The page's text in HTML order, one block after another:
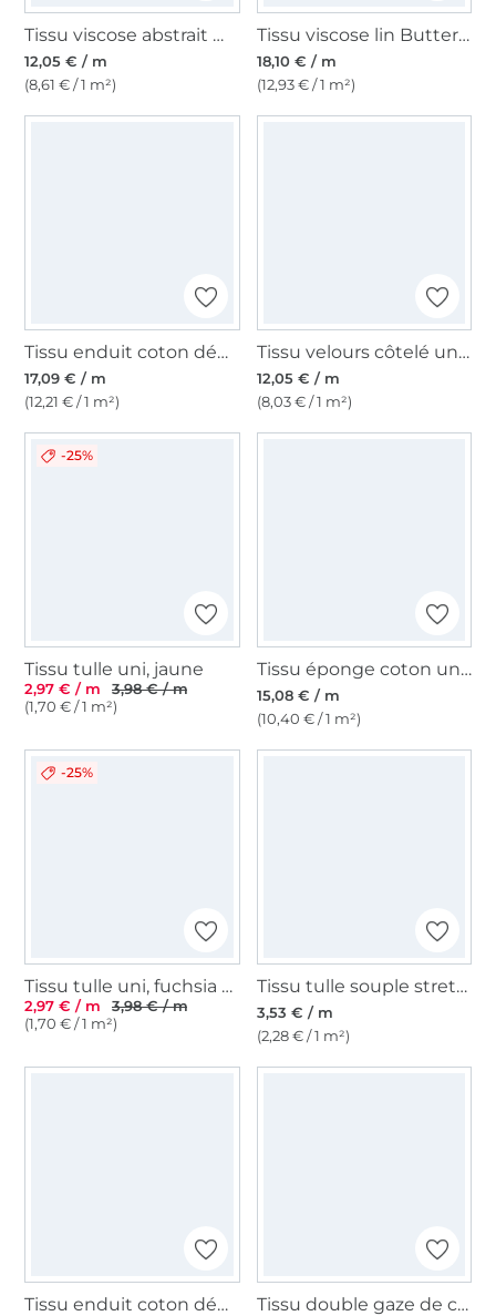
Tissu viscose abstrait Mer de fleurs, blanc vanille
12,05 € / m
(8,61 € / 1 m²)
Tissu viscose lin Butterfly Garden, blanc vanille
18,10 € / m
(12,93 € / 1 m²)
Tissu enduit coton déperlant Fraises Strawberry Love, jaune clair
17,09 € / m
(12,21 € / 1 m²)
Tissu velours côtelé uni à grosses côtes, jaune moutarde
12,05 € / m
(8,03 € / 1 m²)
-25%
Tissu tulle uni, jaune
2,97 € / m
3,98 € / m
(1,70 € / 1 m²)
Tissu éponge coton uni, jaune
15,08 € / m
(10,40 € / 1 m²)
-25%
Tissu tulle uni, fuchsia fluo
2,97 € / m
3,98 € / m
(1,70 € / 1 m²)
Tissu tulle souple stretch, blanc vanille
3,53 € / m
(2,28 € / 1 m²)
Tissu enduit coton déperlant uni, jaune curry Tissu double gaze de coton Summer Flowers, jaune